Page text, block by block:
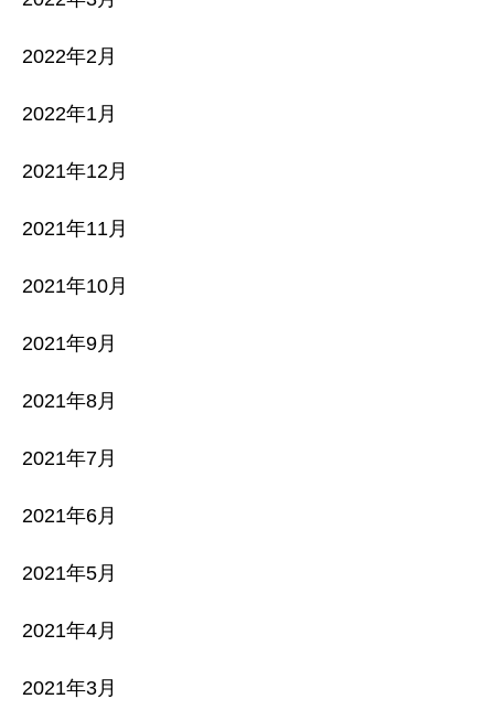
2022年2月
2022年1月
2021年12月
2021年11月
2021年10月
2021年9月
2021年8月
2021年7月
2021年6月
2021年5月
2021年4月
2021年3月